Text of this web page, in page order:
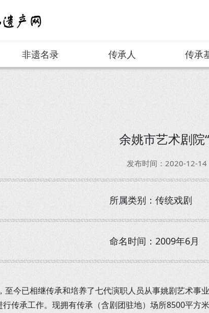
非遗名录 传承人 传承
余姚市艺术剧院
发布时间：2020-12-14
所属类别：传统戏剧
命名时间：2009年6月
至今已相继传承和培养了七代演职人员从事姚剧艺术
传承工作。现拥有传承（含剧团驻地）场所8500平方